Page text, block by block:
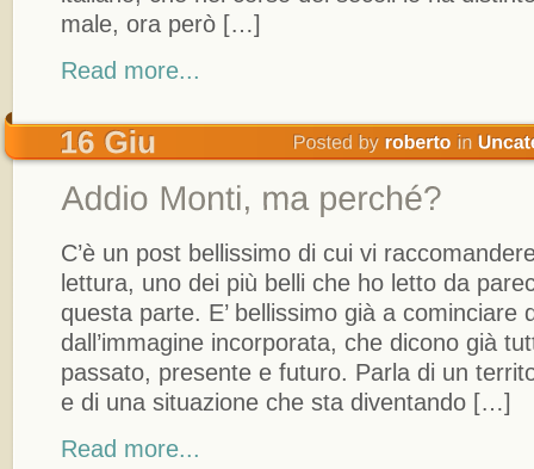
male, ora però […]
Read more...
C’è un post bellissimo di cui vi
lettura, uno dei più belli che ho letto da
questa parte. E’ bellissimo già a cominciare
dall’immagine incorporata, che dicono già
passato, presente e futuro. Parla di un
e di una situazione che sta diventando […]
Read more...